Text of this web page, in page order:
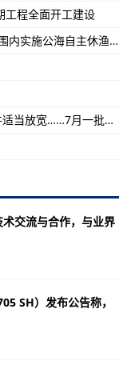
工程全面开工建设
公海自主休渔 | 7月1日起！我国是全球范围内实施公海自主休渔措施的首个国家
“证照分离”改革全覆盖、特困人员认定条件适当放宽……7月一批新规将施行
交流与合作，与业界
SH）发布公告称，